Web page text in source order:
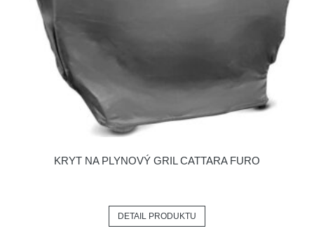
KRYT NA PLYNOVÝ GRIL CATTARA FURO
DETAIL PRODUKTU